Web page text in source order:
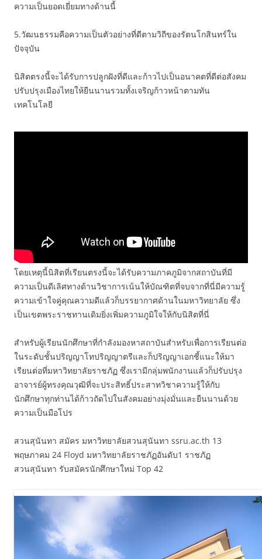
ความเป็นยอดเยี่ยมทางด้านนี้
5.วัฒนธรรมคือความเป็นตัวอย่างที่ดีตามวิถีของรัตนโกสินทร์ใน
ปัจจุบัน
นิสิตตรงนี้จะได้รับการปลูกฝังที่ดีและก้าวไปเป็นอนาคตที่ดีต่อสังคม
ปรับปรุงเมืองไทยให้ยืนนานรวมทั้งเจริญก้าวหน้าตามทัน
เทคโนโลยี
โดยเหตุนี้นิสิตที่เรียนตรงนี้จะได้รับความภาคภูมิจากสถาบันที่มี
ความเป็นดีเลิศทางด้านวิชาการเน้นให้บัณฑิตที่จบจากที่นี่มีความรู้
ความเข้าใจคู่คุณความดีแล้วก็บรรยากาศด้านในมหาวิทยาลัย ซึ่ง
เป็นเขตพระราชทานเดิมยิ่งเพิ่มความภูมิใจให้กับนิสิตที่นี่
สำหรับผู้เรียนนักศึกษาที่กำลังมองหาสถาบันสำหรับเพื่อการเรียนต่อ
ในระดับชั้นปริญญาโทปริญญาตรีและก็ปริญญาเอกชี้แนะให้มา
เรียนต่อที่มหาวิทยาลัยราชภัฏ ซึ่งเรามีกลุ่มพนักงานแล้วก็ปรับปรุง
อาจารย์ผู้ทรงคุณวุฒิที่จะประสิทธิ์ประสาทวิชาความรู้ให้กับ
นักศึกษาทุกท่านได้ก้าวถัดไปในสังคมอย่างมุ่งมั่นและยืนนานด้วย
ความเป็นมือโปร
สวนสุนันทา สมัคร มหาวิทยาลัยสวนสุนันทา ssru.ac.th 13
พฤษภาคม 24 Floyd มหาวิทยาลัยราชภัฏอันดับ1 ราชภัฏ
สวนสุนันทา รับสมัครนักศึกษาใหม่ Top 42